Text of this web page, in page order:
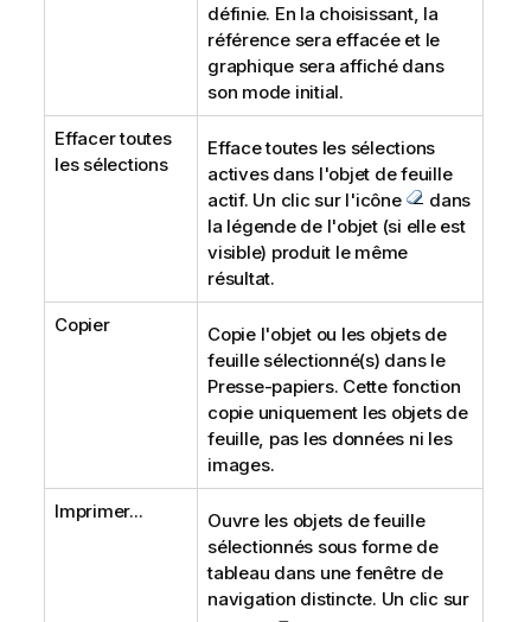
définie. En la choisissant, la
référence sera effacée et le
graphique sera affiché dans
son mode initial.
Effacer toutes
les sélections
Efface toutes les sélections
actives dans l'objet de feuille
actif. Un clic sur l'icône
dans
la légende de l'objet (si elle est
visible) produit le même
résultat.
Copier
Copie l'objet ou les objets de
feuille sélectionné(s) dans le
Presse-papiers. Cette fonction
copie uniquement les objets de
feuille, pas les données ni les
images.
Imprimer...
Ouvre les objets de feuille
sélectionnés sous forme de
tableau dans une fenêtre de
navigation distincte. Un clic sur